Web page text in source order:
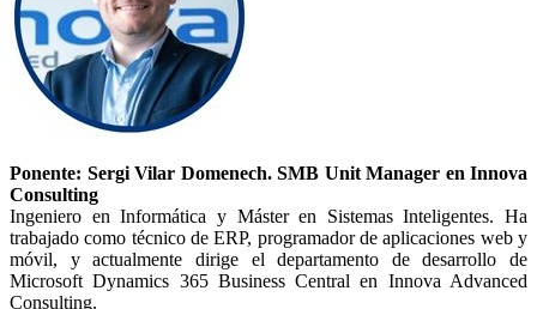
Ponente: Sergi Vilar Domenech. SMB Unit Manager en Innova
Consulting
Ingeniero en Informática y Máster en Sistemas Inteligentes. Ha
trabajado como técnico de ERP, programador de aplicaciones web y
móvil, y actualmente dirige el departamento de desarrollo de
Microsoft Dynamics 365 Business Central en Innova Advanced
Consulting.